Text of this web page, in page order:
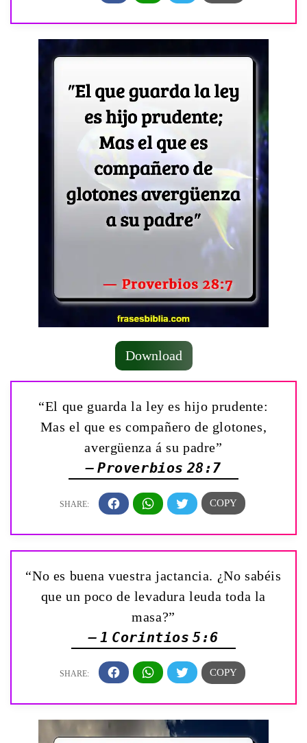
Download
“El que guarda la ley es hijo prudente:
Mas el que es compañero de glotones,
avergüenza á su padre”
— Proverbios 28:7
“No es buena vuestra jactancia. ¿No sabéis
que un poco de levadura leuda toda la
masa?”
— 1 Corintios 5:6